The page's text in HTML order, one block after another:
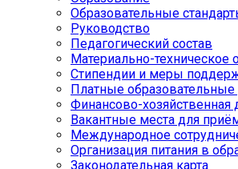
Образовательные
Руководство
Педагогический состав
Материально-техническое
Стипендии и меры
Платные образовательные
Финансово-хозяйственная
Вакантные места для
Международное
Организация питания в
Законодательная карта